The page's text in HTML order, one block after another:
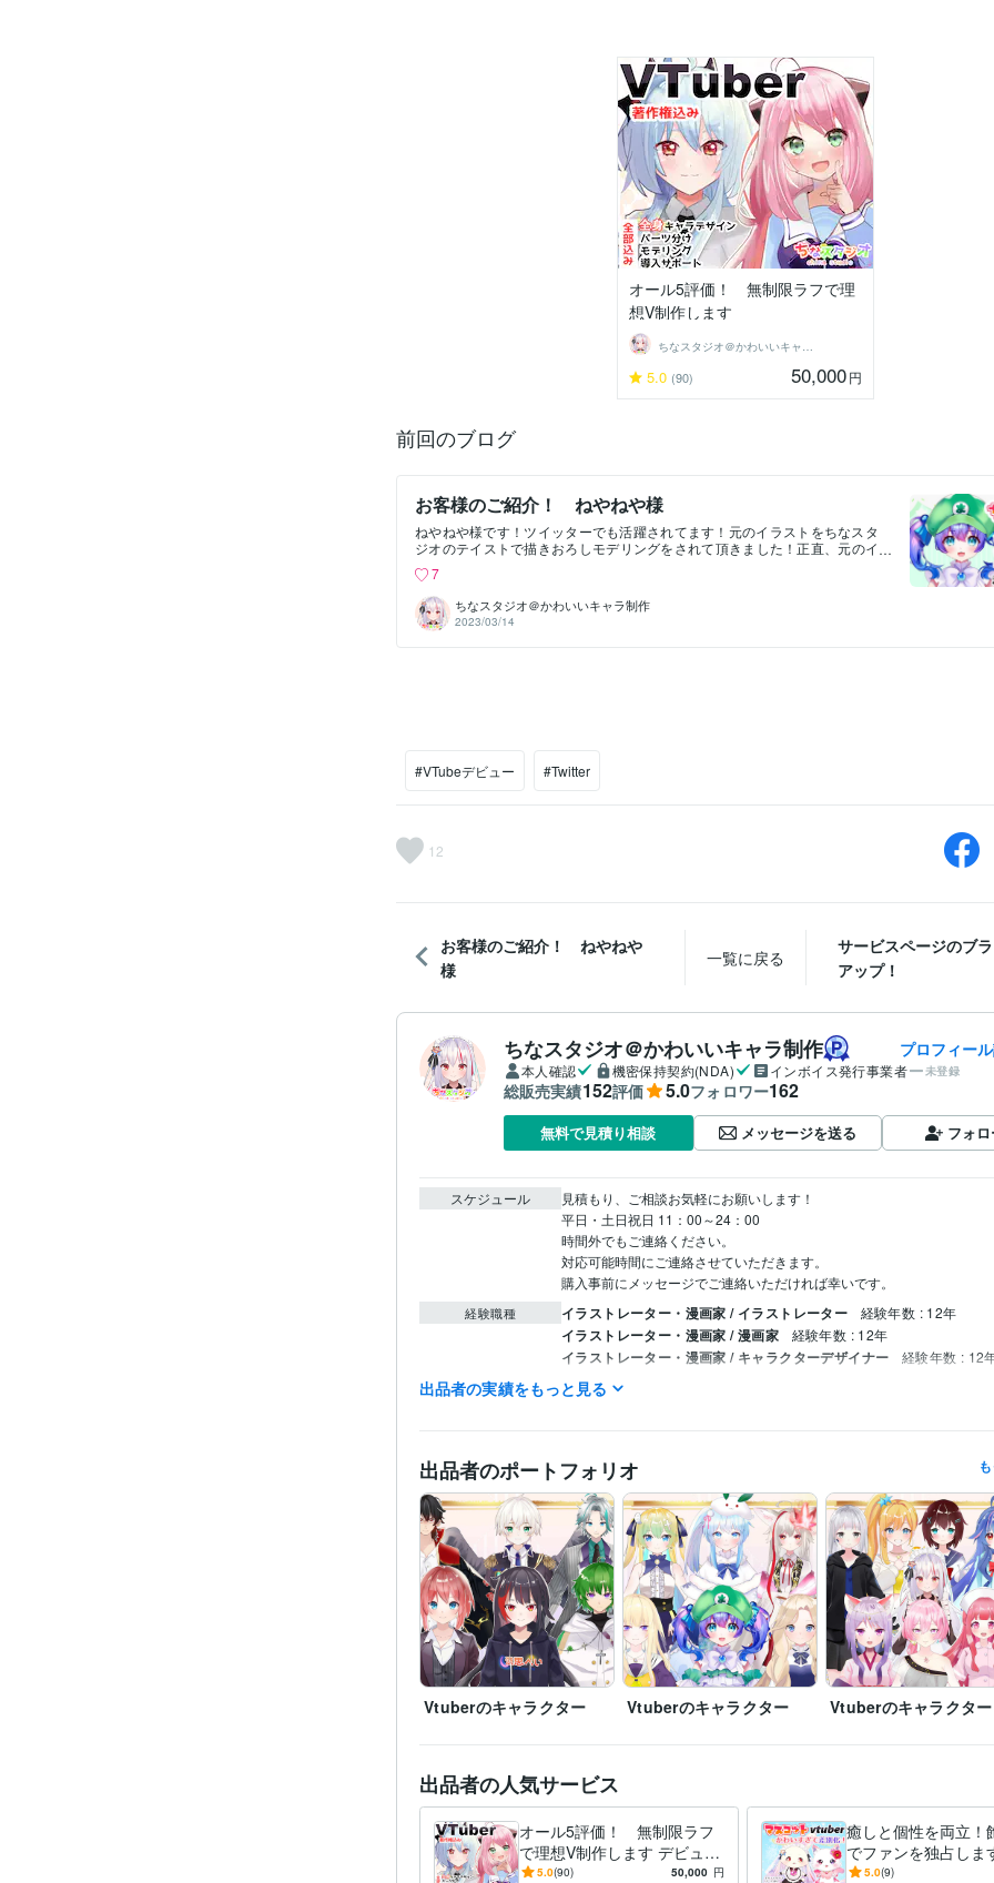
オール5評価！ 無制限ラフで理
想V制作します
5.0 (90) 50,000円
前回のブログ
お客様のご紹介！ ねやねや様
ねやねや様です！ツイッターでも活躍されてます！元のイラストをちなスタ
ジオのテイストで描きおろしモデリングをされて頂きました！正直、元のイ
ラストのクオリティーが高くこれは！がんばらねば！と気合が入りました。
目の輝きがキラキラしていてとてもキュートです。制作過程でもモデリング
に時間がかかってしまったのですがとても励ましていただきうれしかったで
す。これからいろいろな活躍されるのだろうと感じています。そして、プロ
として仕事を評価していただけるのは本当にありがたく！うれしかったで
す！と感動するちなスタジオでした。前回のブログ
7
ちなスタジオ＠かわいいキャラ制作
2023/03/14
#VTubeデビュー #Twitter
12
お客様のご紹介！ ねやねや
様
一覧に戻る
サービスページのブ
アップ！
ちなスタジオ＠かわいいキャラ制作 プロフィー
本人確認 機密保持契約(NDA) インボイス発行事業者 未登録
総販売実績152評価 5.0フォロワー162
無料で見積り相談 メッセージを送る フォ
スケジュール
見積もり、ご相談お気軽にお願いします！
平日・土日祝日 11：00～24：00
時間外でもご連絡ください。
対応可能時間にご連絡させていただきます。
購入事前にメッセージでご連絡いただければ幸いです。
経験職種 イラストレーター・漫画家 / イラストレーター 経験年数 : 12年
イラストレーター・漫画家 / 漫画家 経験年数 : 12年
イラストレーター・漫画家 / キャラクターデザイナー 経験年数 : 12
イラストレーター・漫画家 / キャラクターモデラー
得意分野 イラスト作成・漫画制作
イラスト Vtuber IRIAM キャラクターデザイン live2 表情差分 モ
イラスト作成・漫画制作 イラスト制作　SNSアイコン　漫画
立ち絵 キャラクターデザイン イラスト Live2D 表情差分
出品者の実績をもっと見る
出品者のポートフォリオ
Vtuberのキャラクター Vtuberのキャラクター Vtuberのキャラクター
出品者の人気サービス
オール5評価！ 無制限ラフ
で理想V制作します デビュー
まで完全サポート！著作権込
5.0(90) 50,000 円
癒しと個性を両立！
でファンを独占しま
メの様なマスコット
5.0(9)